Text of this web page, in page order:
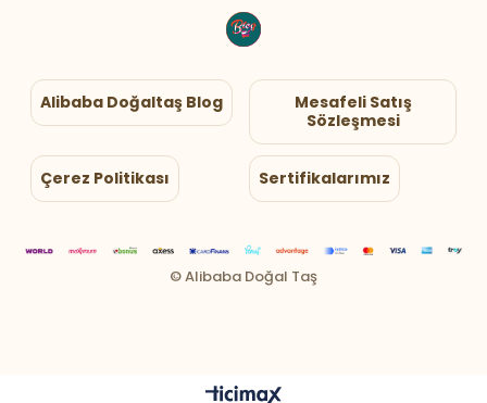
Alibaba Doğaltaş Blog
Mesafeli Satış
Sözleşmesi
Çerez Politikası Sertifikalarımız